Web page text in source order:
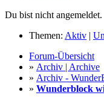
Du bist nicht angemeldet.
Themen: Aktiv |
Forum-Übersicht
» Archiv | Archive
» Archiv -
» Wunderblock